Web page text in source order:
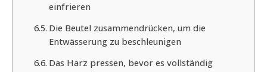
einfrieren
Die Beutel zusammendrücken, um die
Entwässerung zu beschleunigen
Das Harz pressen, bevor es vollständig